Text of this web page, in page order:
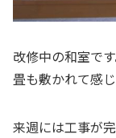
改修中の和室です
畳も敷かれて感
来週には工事が